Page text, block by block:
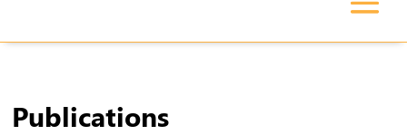
Publications